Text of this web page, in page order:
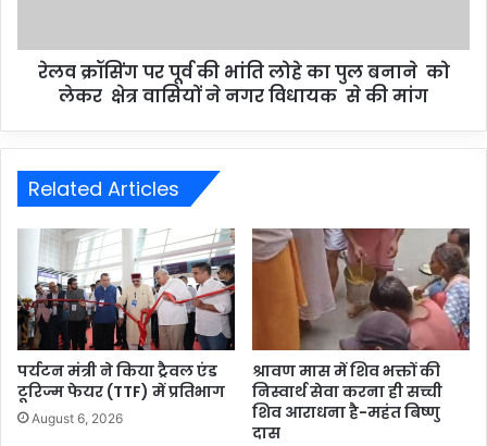
रेलव क्रॉसिंग पर पूर्व की भांति लोहे का पुल बनाने को
लेकर क्षेत्र वासियों ने नगर विधायक से की मांग
Related Articles
पर्यटन मंत्री ने किया ट्रैवल एंड
टूरिज्म फेयर (TTF) में प्रतिभाग
August 6, 2026
श्रावण मास में शिव भक्तों की
निस्वार्थ सेवा करना ही सच्ची
शिव आराधना है-महंत बिष्णु
दास